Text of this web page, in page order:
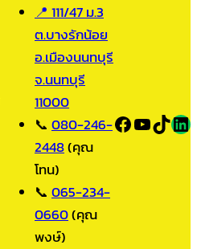
📍 111/47 ม.3
ต.บางรักน้อย
อ.เมืองนนทบุรี
จ.นนทบุรี
11000
📞 080-246-
2448(คุณ
โทน)
📞 065-234-
0660(คุณ
พงษ์)
Facebook